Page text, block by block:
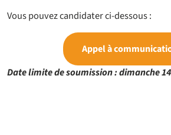
Vous pouvez candidater ci-dessous :
Appel à
Date limite de soumission : dimanche